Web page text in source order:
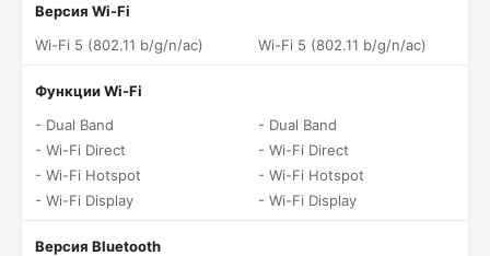
Версия Wi-Fi
Wi-Fi 5 (802.11 b/g/n/ac)
Wi-Fi 5 (802.11 b/g/n/ac)
Функции Wi-Fi
- Dual Band
- Wi-Fi Direct
- Wi-Fi Hotspot
- Wi-Fi Display
- Dual Band
- Wi-Fi Direct
- Wi-Fi Hotspot
- Wi-Fi Display
Версия Bluetooth